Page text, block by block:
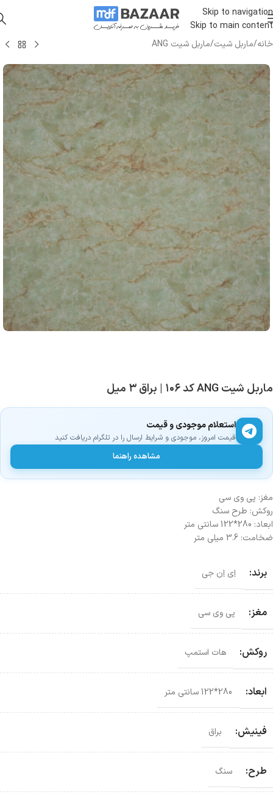
Skip to navigation
Skip to main content
خانه/ماربل شیت/ماربل شیت ANG
ماربل شیت ANG کد ۱۰۶ | براق ۳ میل
استعلام موجودی و قیمت
قیمت امروز، موجودی و شرایط ارسال را در تلگرام دریافت کنید
مشاهده راهنما
مغز: پی وی سی
روکش: طرح سنگ
ابعاد: 280*122 سانتی متر
ضخامت: 3.6 میلی متر
برند: اِی اِن جی
مغز: پی وی سی
روکش: هات استمپ
ابعاد: 280*122 سانتی‌ متر
فینیش: براق
طرح: سنگ